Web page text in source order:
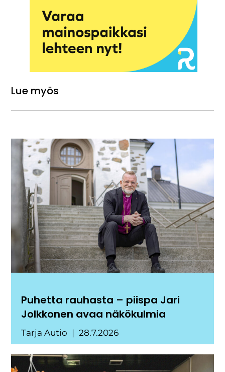
Lue myös
Puhetta rauhasta – piispa Jari
Jolkkonen avaa näkökulmia
Tarja Autio 28.7.2026